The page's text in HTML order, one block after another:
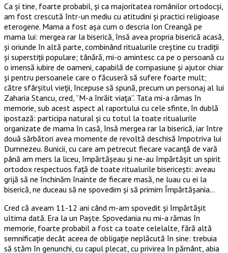
Ca și tine, foarte probabil, și ca majoritatea românilor ortodocși,
am fost crescută într-un mediu cu atitudini și practici religioase
eterogene. Mama a fost așa cum o descria Ion Creangă pe
mama lui: mergea rar la biserică, însă avea propria biserică acasă,
și oriunde în altă parte, combinând ritualurile creștine cu tradiții
și superstiții populare; tânără, mi-o amintesc ca pe o persoană cu
o imensă iubire de oameni, capabilă de compasiune și ajutor chiar
și pentru persoanele care o făcuseră să sufere foarte mult;
către sfârșitul vieții, începuse să spună, precum un personaj al lui
Zaharia Stancu, cred, ”M-a înrăit viața”. Tata mi-a rămas în
memorie, sub acest aspect al raportului cu cele sfinte, în dublă
ipostază: participa natural și cu totul la toate ritualurile
organizate de mama în casă, însă mergea rar la biserică, iar între
două sărbători avea momente de revoltă deschisă împotriva lui
Dumnezeu. Bunicii, cu care am petrecut fiecare vacanță de vară
până am mers la liceu, împărtășeau și ne-au împărtășit un spirit
ortodox respectuos față de toate ritualurile bisericești: aveau
grijă să ne închinăm înainte de fiecare masă, ne luau cu ei la
biserică, ne duceau să ne spovedim și să primim Împărtășania…
Cred că aveam 11-12 ani când m-am spovedit și împărtășit
ultima dată. Era la un Paște. Spovedania nu mi-a rămas în
memorie, foarte probabil a fost ca toate celelalte, fără altă
semnificație decât aceea de obligație neplăcută în sine: trebuia
să stăm în genunchi, cu capul plecat, cu privirea în pământ, abia